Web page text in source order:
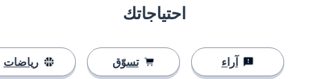
احتياجاتك
آراء تسوّق رياضات